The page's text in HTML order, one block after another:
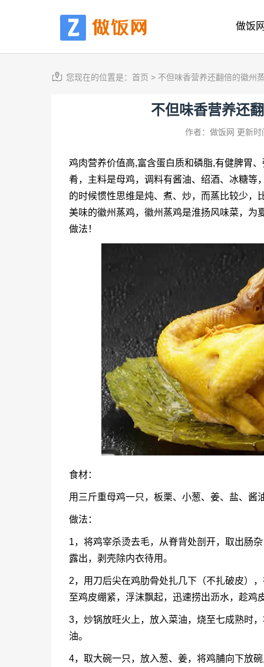
做饭
您现在的位置是： 首页 > 不但味香营养还翻倍的徽州
不但味香营养还
作者：做饭网 更新
鸡肉营养价值高,富含蛋白质和磷脂,有健脾胃
肴，主料是母鸡，调料有酱油、绍酒、冰糖等
的时候惯性思维是炖、煮、炒，而蒸比较少，
美味的徽州蒸鸡，徽州蒸鸡是淮扬风味菜，为
做法！
食材：
用三斤重母鸡一只，板栗、小葱、姜、盐、酱
做法：
1，将鸡宰杀烫去毛，从脊背处剖开，取出肠
露出，剥壳除内衣待用。
2，用刀后尖在鸡肋骨处扎几下（不扎破皮）
至鸡皮绷紧，浮沫飘起，迅速捞出沥水，趁鸡
3，炒锅放旺火上，放入菜油，烧至七成熟时
油。
4，取大碗一只，放入葱、姜，将鸡脯向下放